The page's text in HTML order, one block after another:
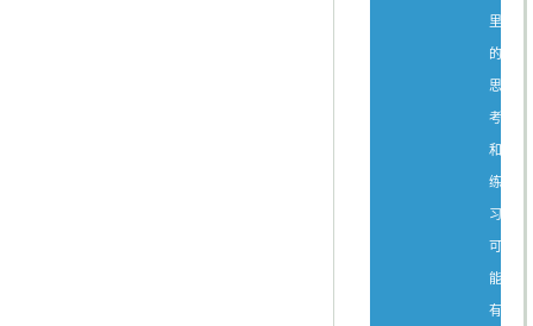
里
的
思
考
和
练
习，
可
能
有